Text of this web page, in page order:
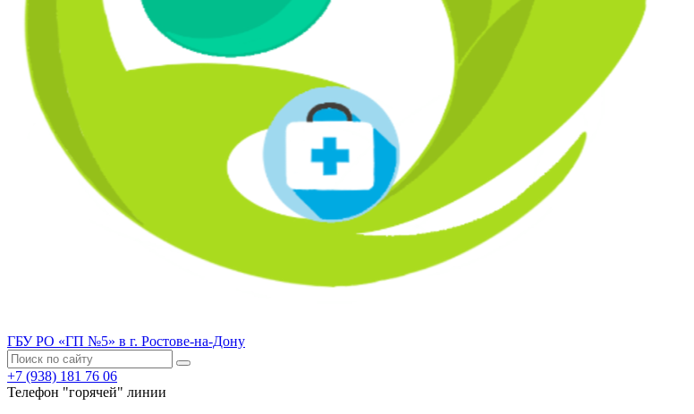
ГБУ РО «ГП №5» в г. Ростове-на-Дону
+7 (938) 181 76 06
Телефон "горячей" линии